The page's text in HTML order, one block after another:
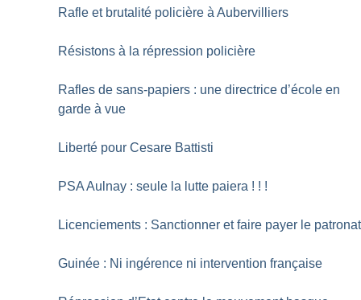
Rafle et brutalité policière à Aubervilliers
Résistons à la répression policière
Rafles de sans-papiers : une directrice d’école en
garde à vue
Liberté pour Cesare Battisti
PSA Aulnay : seule la lutte paiera ! ! !
Licenciements : Sanctionner et faire payer le patronat
Guinée : Ni ingérence ni intervention française